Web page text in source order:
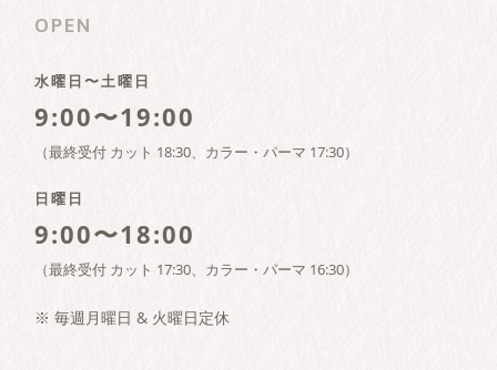
OPEN
水曜日〜土曜日
9:00〜19:00
（最終受付 カット 18:30、カラー・パーマ 17:30）
日曜日
9:00〜18:00
（最終受付 カット 17:30、カラー・パーマ 16:30）
※ 毎週月曜日 & 火曜日定休